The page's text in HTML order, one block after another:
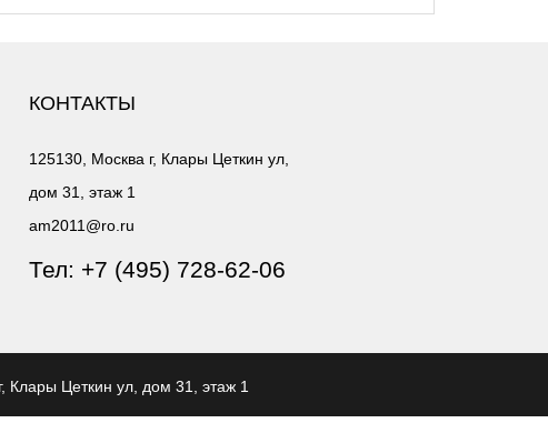
КОНТАКТЫ
125130, Москва г, Клары Цеткин ул,
дом 31, этаж 1
am2011@ro.ru
Тел: +7 (495) 728-62-06
Клары Цеткин ул, дом 31, этаж 1